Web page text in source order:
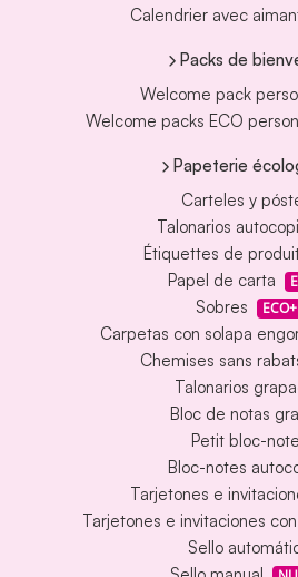
Calendrier avec
Packs de
Welcome pack
Welcome packs ECO
Papeterie
Carteles y
Talonarios
Étiquettes de
Papel de carta
Sobres ECO+
Carpetas con solapa
Chemises sans
Talonarios
Bloc de notas
Petit bloc-
Bloc-notes
Tarjetones e
Tarjetones e invitaciones
Sello